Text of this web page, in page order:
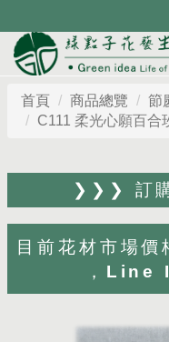
首頁 商品總覽 節
C111 柔光心願百合
❯❯❯ 訂
目前花材市場價
，Line
目前花材市場價格
能為您